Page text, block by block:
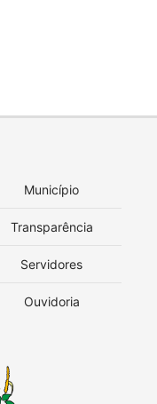
Município
Transparência
Servidores
Ouvidoria